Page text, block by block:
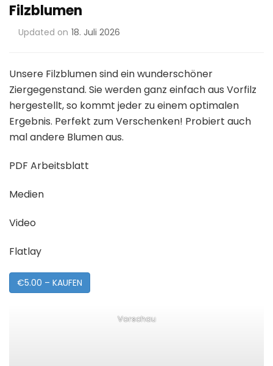
Filzblumen
Updated on 18. Juli 2026
Unsere Filzblumen sind ein wunderschöner
Ziergegenstand. Sie werden ganz einfach aus Vorfilz
hergestellt, so kommt jeder zu einem optimalen
Ergebnis. Perfekt zum Verschenken! Probiert auch
mal andere Blumen aus.
PDF Arbeitsblatt
Medien
Video
Flatlay
€5.00 – KAUFEN
Vorschau